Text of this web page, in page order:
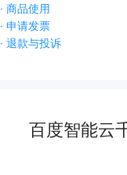
· 商品使用
· 申请发票
· 退款与投诉
百度智能云